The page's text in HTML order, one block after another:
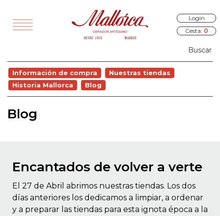
Login
Cesta: 0
Información de compra
Nuestras tiendas
Historia Mallorca
Blog
Blog
Encantados de volver a verte
El 27 de Abril abrimos nuestras tiendas. Los dos
días anteriores los dedicamos a limpiar, a ordenar
y a preparar las tiendas para esta ignota época a la